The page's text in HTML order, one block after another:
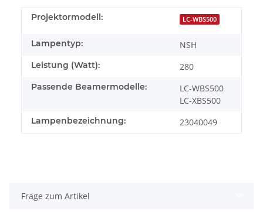
Projektormodell: LC-WBS500
Lampentyp: NSH
Leistung (Watt): 280
Passende Beamermodelle:
LC-WBS500
LC-XBS500
Lampenbezeichnung: 23040049
Frage zum Artikel